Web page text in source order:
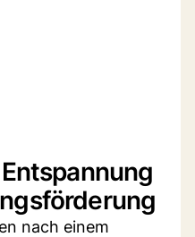
nach einem